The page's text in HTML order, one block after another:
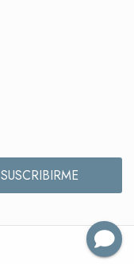
SUSCRIBIRME